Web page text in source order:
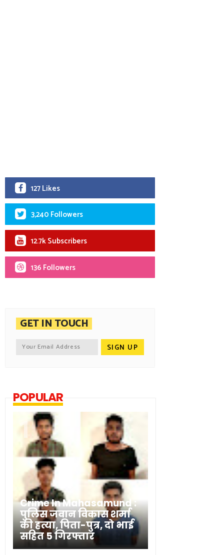
127 Likes
3,240 Followers
12.7k Subscribers
136 Followers
GET IN TOUCH
POPULAR
Crime In Mahasamund :
पुलिस जवान विकास शर्मा
की हत्या, पिता-पुत्र, दो भाई
सहित 5 गिरफ्तार